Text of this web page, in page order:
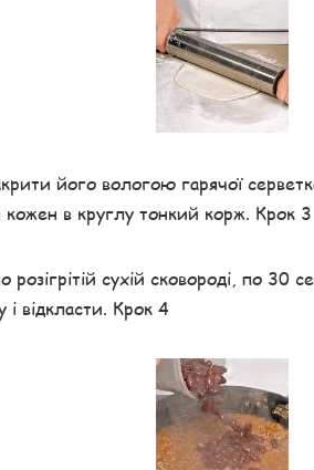
його вологою гарячої
кожен в круглу тонкий корж. Крок 3
сухій сковороді, по 30
і відкласти. Крок 4